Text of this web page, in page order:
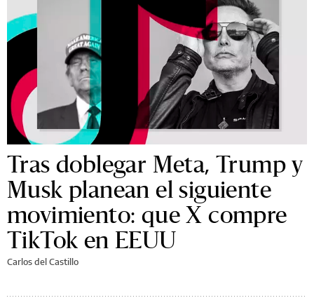
Tras doblegar Meta, Trump y
Musk planean el siguiente
movimiento: que X compre
TikTok en EEUU
Carlos del Castillo